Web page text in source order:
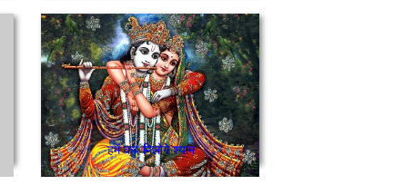
हमें कब मिलोगे श्याम